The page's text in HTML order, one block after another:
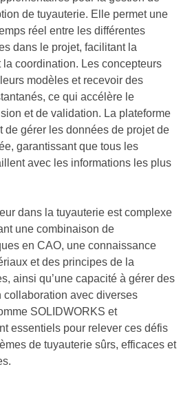
de tuyauterie. Elle permet une
réel entre les différentes
dans le projet, facilitant la
coordination. Les concepteurs
modèles et recevoir des
ce qui accélère le
et de validation. La plateforme
de gérer les données de projet de
garantissant que tous les
avec les informations les plus
dans la tuyauterie est complexe
une combinaison de
en CAO, une connaissance
et des principes de la
ainsi qu’une capacité à gérer des
collaboration avec diverses
SOLIDWORKS et
essentiels pour relever ces défis
de tuyauterie sûrs, efficaces et